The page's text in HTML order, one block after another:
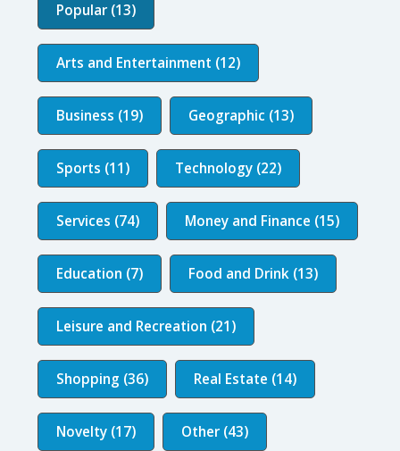
Popular (13)
Arts and Entertainment (12)
Business (19) Geographic (13)
Sports (11) Technology (22)
Services (74) Money and Finance (15)
Education (7) Food and Drink (13)
Leisure and Recreation (21)
Shopping (36) Real Estate (14)
Novelty (17) Other (43)